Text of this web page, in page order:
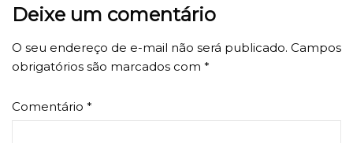
Deixe um comentário
O seu endereço de e-mail não será publicado. Campos
obrigatórios são marcados com *
Comentário *